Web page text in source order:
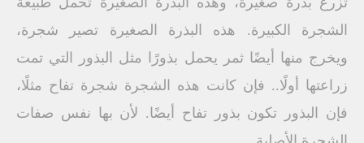
الشجرة الكبيرة. هذه البذرة الصغيرة تصير شجرة،
ويخرج منها أيضًا ثمر يحمل بذورًا مثل البذور التي تمت
زراعتها أولًا.. فإن كانت هذه الشجرة شجرة تفاح مثلًا،
فإن البذور تكون بذور تفاح أيضًا. لأن بها نفس صفات